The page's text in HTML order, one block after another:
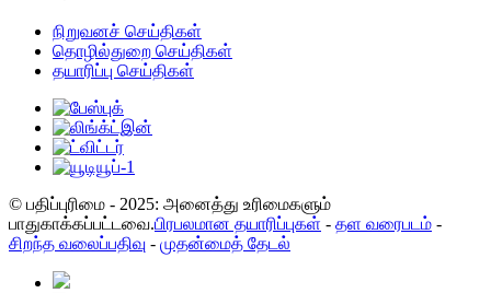
நிறுவனச் செய்திகள்
தொழில்துறை செய்திகள்
தயாரிப்பு செய்திகள்
© பதிப்புரிமை - 2025: அனைத்து உரிமைகளும்
பாதுகாக்கப்பட்டவை.பிரபலமான தயாரிப்புகள் - தள வரைபடம் -
சிறந்த வலைப்பதிவு - முதன்மைத் தேடல்